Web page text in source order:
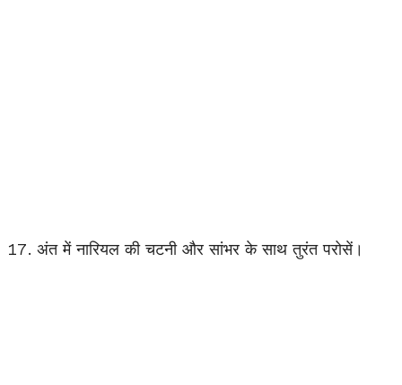
अंत में नारियल की चटनी और सांभर के साथ तुरंत परोसें।